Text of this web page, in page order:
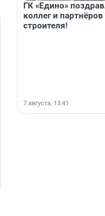
ГК «Едино»
коллег и
строителя!
7 августа, 13:41